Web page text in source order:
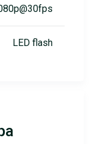
LED flash